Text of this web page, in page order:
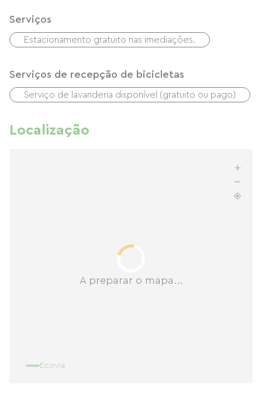
Serviços
Estacionamento gratuito nas imediações.
Serviços de recepção de bicicletas
Serviço de lavanderia disponível (gratuito ou pago)
Localização
A preparar o mapa...
Ecovia